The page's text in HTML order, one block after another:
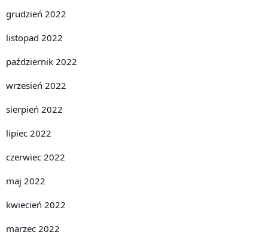
grudzień 2022
listopad 2022
październik 2022
wrzesień 2022
sierpień 2022
lipiec 2022
czerwiec 2022
maj 2022
kwiecień 2022
marzec 2022